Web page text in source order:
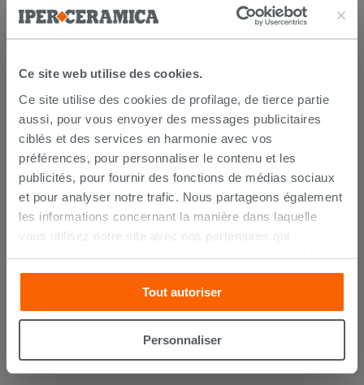
Ce site web utilise des cookies.
Ce site utilise des cookies de profilage, de tierce partie
aussi, pour vous envoyer des messages publicitaires
ciblés et des services en harmonie avec vos
préférences, pour personnaliser le contenu et les
publicités, pour fournir des fonctions de médias sociaux
et pour analyser notre trafic. Nous partageons également
les informations concernant la manière dans laquelle
vous utilisez notre site avec nos partenaires qui
s’occupent d’analyser les données Internet, les publicités
et les réseaux sociaux. Lesdits partenaires pourraient
combiner ces informations avec d’autres que vous leur
avez fournies ou qu’ils ont recueillies à partir de votre
utilisation sur leurs services. Si vous souhaitez en savoir
cookies, ou à quelques-uns seulement,cliquez iciou
Tout autoriser
Personnaliser
ACHETÉ
Kerakoll h40 No Limits blanc 25Kg -
colle multifonction
26,99 € /PC
AJOUTER AU PANIER